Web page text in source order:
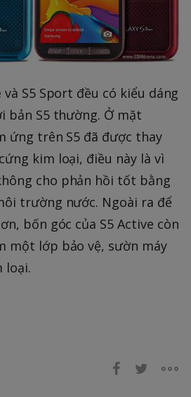
và S5 Sport đều có kiểu dáng
bản S5 thường. Ở mặt
ứng trên S5 đã được thay
kim loại, điều này là vì
cho phản hồi tốt bằng
trường nước. Ngoài ra để
bốn góc của S5 Active còn
một lớp bảo vệ, sườn máy
loại.